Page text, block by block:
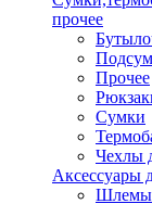
прочее
Прочее
Сумки
Чехлы
Аксессуары
Шлемы